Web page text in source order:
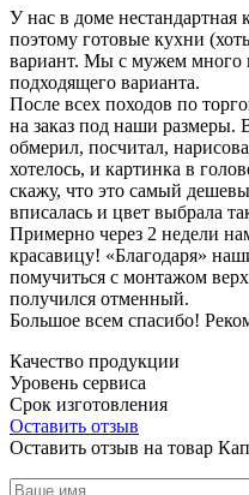
У нас в доме нестандартная
поэтому готовые кухни
вариант. Мы с мужем много
подходящего варианта.
После всех походов по
на заказ под наши размеры.
обмерил, посчитал,
хотелось, и картинка в
скажу, что это самый
вписалась и цвет выбрала
Примерно через 2 недели
красавицу! «Благодаря»
помучиться с монтажом
получился отменный.
Большое всем спасибо!
Качество продукции
Уровень сервиса
Срок изготовления
Оставить отзыв
Оставить отзыв на товар